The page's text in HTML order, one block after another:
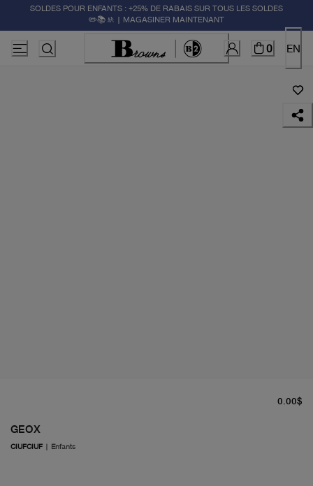
SOLDES POUR ENFANTS : +25% DE RABAIS SUR TOUS LES SOLDES
✏️📚🚸 | MAGASINER MAINTENANT
0 EN
GEOX
CIUFCIUF | Enfants
0.00$